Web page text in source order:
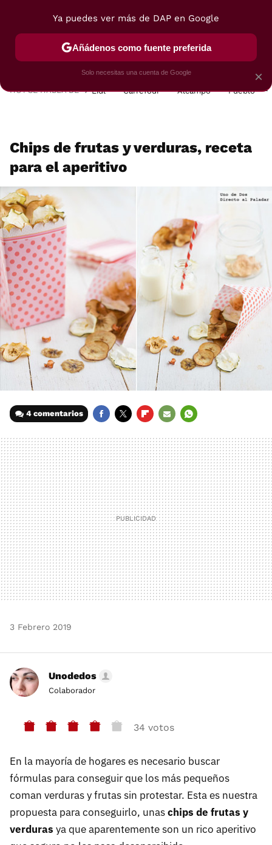
POSTRES VIAJES SELECCIÓN VEGUI
HOY SE HABLA DE Lidl Carrefour Alcampo Pueblo
Chips de frutas y verduras, receta
para el aperitivo
4 comentarios
MAIL
3 Febrero 2019
Unodedos
Colaborador
34 votos
En la mayoría de hogares es necesario buscar
fórmulas para conseguir que los más pequeños
coman verduras y frutas sin protestar. Esta es nuestra
propuesta para conseguirlo, unaschips de frutas y
verduras ya que aparentemente son un rico aperitivo
×
Ya puedes ver más de DAP en Google
Añádenos como fuente preferida
Solo necesitas una cuenta de Google